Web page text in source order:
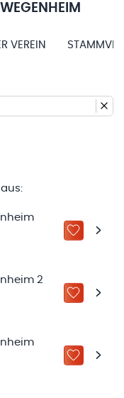
VEREIN
ZU „MEINE
2
ZU „MEINE
ZU „MEINE